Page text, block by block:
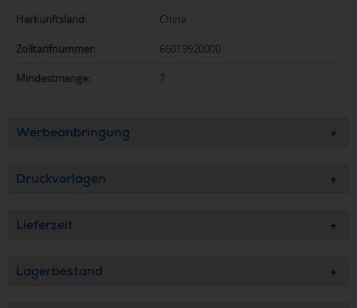
Herkunftsland: China
Zolltarifnummer: 66019920000
Mindestmenge: 7
Werbeanbringung
Druckvorlagen
Lieferzeit
Lagerbestand